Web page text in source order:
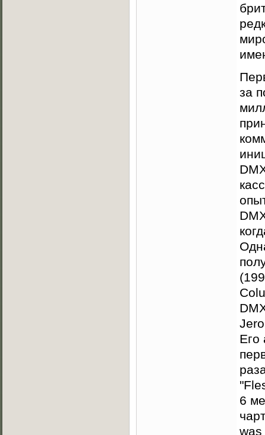
за
Его
6
was